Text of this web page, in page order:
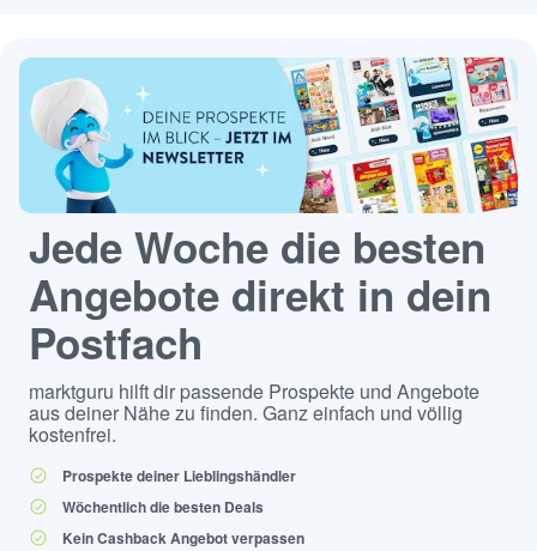
Jede Woche die besten
Angebote direkt in dein
Postfach
marktguru hilft dir passende Prospekte und Angebote
aus deiner Nähe zu finden. Ganz einfach und völlig
kostenfrei.
Prospekte deiner Lieblingshändler
Wöchentlich die besten Deals
Kein Cashback Angebot verpassen